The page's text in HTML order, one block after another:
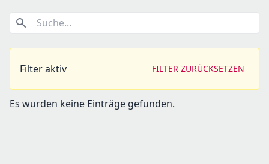
Suche...
Filter aktiv FILTER ZURÜCKSETZEN
Es wurden keine Einträge gefunden.